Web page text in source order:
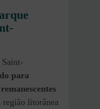
para
região litorânea